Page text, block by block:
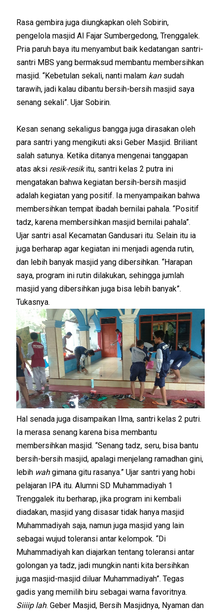
Rasa gembira juga diungkapkan oleh Sobirin,
pengelola masjid Al Fajar Sumbergedong, Trenggalek.
Pria paruh baya itu menyambut baik kedatangan santri-
santri MBS yang bermaksud membantu membersihkan
masjid. “Kebetulan sekali, nanti malam kansudah
tarawih, jadi kalau dibantu bersih-bersih masjid saya
senang sekali”. Ujar Sobirin.
Kesan senang sekaligus bangga juga dirasakan oleh
para santri yang mengikuti aksi Geber Masjid. Briliant
salah satunya. Ketika ditanya mengenai tanggapan
atas aksi resik-resikitu, santri kelas 2 putra ini
mengatakan bahwa kegiatan bersih-bersih masjid
adalah kegiatan yang positif. Ia menyampaikan bahwa
membersihkan tempat ibadah bernilai pahala. “Positif
tadz, karena membersihkan masjid bernilai pahala”.
Ujar santri asal Kecamatan Gandusari itu. Selain itu ia
juga berharap agar kegiatan ini menjadi agenda rutin,
dan lebih banyak masjid yang dibersihkan. “Harapan
saya, program ini rutin dilakukan, sehingga jumlah
masjid yang dibersihkan juga bisa lebih banyak”.
Tukasnya.
Hal senada juga disampaikan Ilma, santri kelas 2 putri.
Ia merasa senang karena bisa membantu
membersihkan masjid. “Senang tadz, seru, bisa bantu
bersih-bersih masjid, apalagi menjelang ramadhan gini,
lebih wahgimana gitu rasanya.” Ujar santri yang hobi
pelajaran IPA itu. Alumni SD Muhammadiyah 1
Trenggalek itu berharap, jika program ini kembali
diadakan, masjid yang disasar tidak hanya masjid
Muhammadiyah saja, namun juga masjid yang lain
sebagai wujud toleransi antar kelompok. “Di
Muhammadiyah kan diajarkan tentang toleransi antar
golongan ya tadz, jadi mungkin nanti kita bersihkan
juga masjid-masjid diluar Muhammadiyah”. Tegas
gadis yang memilih biru sebagai warna favoritnya.
Siiiip lah. Geber Masjid, Bersih Masjidnya, Nyaman dan